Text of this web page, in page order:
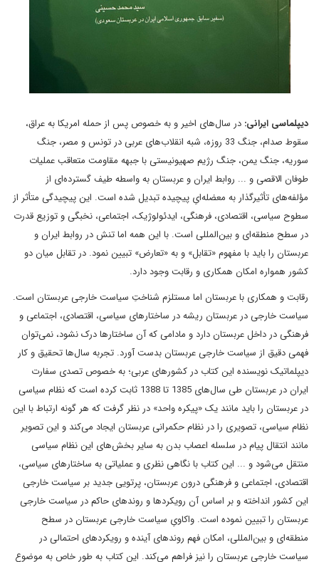
دیپلماسی ایرانی: در سال‌های اخیر و به خصوص پس از حمله امریکا به عراق،
سقوط صدام، جنگ 33 روزه، شبه انقلاب‌های عربی در تونس و مصر، جنگ
سوریه، جنگ یمن، جنگ رژیم صهیونیستی با جبهه مقاومت متعاقب عملیات
طوفان‌ الاقصی و ... روابط ایران و عربستان به واسطه طیف گسترده‌ای از
مؤلفه‌های تأثیرگذار به معضله‌ایِ پیچیده تبدیل شده است. این پیچیدگی متأثر از
سطوح سیاسی، اقتصادی، فرهنگی، ایدئولوژیک، اجتماعی، نخبگی و توزیع قدرت
در سطح منطقه‌ای و بین‌المللی است. با این همه اما تنش در روابط ایران و
عربستان را باید با مفهوم «تقابل» و به «تعارض» تبیین نمود. در تقابل میان دو
کشور همواره امکان همکاری و رقابت وجود دارد.
رقابت و همکاری با عربستان اما مستلزم شناختِ سیاست خارجی عربستان است.
سیاست خارجی در عربستان ریشه در ساختارهای سیاسی، اقتصادی، اجتماعی و
فرهنگی در داخل عربستان دارد و مادامی که آن ساختارها درک نشود، نمی‌توان
فهمی دقیق از سیاست خارجی عربستان بدست آورد. تجربه سال‌ها تحقیق و کار
دیپلماتیک نویسنده این کتاب در کشورهای عربی؛ به خصوص تصدی سفارت
ایران در عربستان طی سال‌های 1385 تا 1388 ثابت کرده است که نظام سیاسی
در عربستان را باید مانند یک «پیکره واحد» در نظر گرفت که هر گونه ارتباط با این
نظام سیاسی، تصویری را در نظام حکمرانی عربستان ایجاد می‌کند و این تصویر
مانند انتقال پیام در سلسله اعصاب بدن به سایر بخش‌های این نظام سیاسی
منتقل می‌شود و ... این کتاب با نگاهی نظری و عملیاتی به ساختارهای سیاسی،
اقتصادی، اجتماعی و فرهنگی درون عربستان، پرتویی جدید بر سیاست خارجی
این کشور انداخته و بر اساس آن رویکردها و روندهای حاکم در سیاست خارجی
عربستان را تبیین نموده است. واکاویِ سیاست خارجی عربستان در سطح
منطقه‌ای و بین‌المللی، امکان فهم روندهای آینده و رویکردهای احتمالی در
سیاست خارجی عربستان را نیز فراهم می‌کند. این کتاب به طور خاص به موضوع